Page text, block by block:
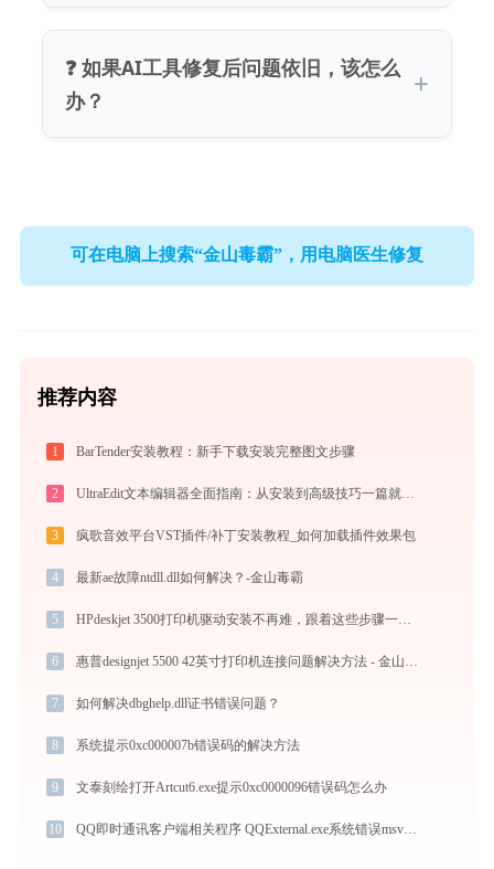
❓ 如果AI工具修复后问题依旧，该怎么
办？
可在电脑上搜索“金山毒霸”，用电脑医生修复
推荐内容
1 BarTender安装教程：新手下载安装完整图文步骤
2 UltraEdit文本编辑器全面指南：从安装到高级技巧一篇就够（附快捷键大全）
3 疯歌音效平台VST插件/补丁安装教程_如何加载插件效果包
4 最新ae故障ntdll.dll如何解决？-金山毒霸
5 HPdeskjet 3500打印机驱动安装不再难，跟着这些步骤一学就会
6
7 如何解决dbghelp.dll证书错误问题？
8 系统提示0xc000007b错误码的解决方法
9 文泰刻绘打开Artcut6.exe提示0xc0000096错误码怎么办
10 QQ即时通讯客户端相关程序 QQExternal.exe系统错误msvcr100.dll丢失如何解决